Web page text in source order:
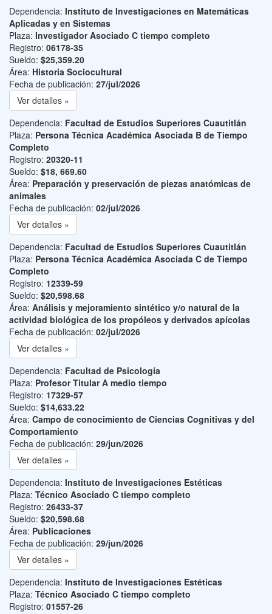
Dependencia: Instituto de Investigaciones en Matemáticas
Aplicadas y en Sistemas
Plaza: Investigador Asociado C tiempo completo
Registro: 06178-35
Sueldo: $25,359.20
Área: Historia Sociocultural
Fecha de publicación: 27/jul/2026
Ver detalles »
Dependencia: Facultad de Estudios Superiores Cuautitlán
Plaza: Persona Técnica Académica Asociada B de Tiempo
Completo
Registro: 20320-11
Sueldo: $18, 669.60
Área: Preparación y preservación de piezas anatómicas de
animales
Fecha de publicación: 02/jul/2026
Ver detalles »
Dependencia: Facultad de Estudios Superiores Cuautitlán
Plaza: Persona Técnica Académica Asociada C de Tiempo
Completo
Registro: 12339-59
Sueldo: $20,598.68
Área: Análisis y mejoramiento sintético y/o natural de la
actividad biológica de los propóleos y derivados apícolas
Fecha de publicación: 02/jul/2026
Ver detalles »
Dependencia: Facultad de Psicología
Plaza: Profesor Titular A medio tiempo
Registro: 17329-57
Sueldo: $14,633.22
Área: Campo de conocimiento de Ciencias Cognitivas y del
Comportamiento
Fecha de publicación: 29/jun/2026
Ver detalles »
Dependencia: Instituto de Investigaciones Estéticas
Plaza: Técnico Asociado C tiempo completo
Registro: 26433-37
Sueldo: $20,598.68
Área: Publicaciones
Fecha de publicación: 29/jun/2026
Ver detalles »
Dependencia: Instituto de Investigaciones Estéticas
Plaza: Técnico Asociado C tiempo completo
Registro: 01557-26